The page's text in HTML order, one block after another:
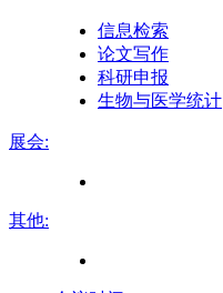
信息检索
论文写作
科研申报
生物与医学统计
展会:
其他: